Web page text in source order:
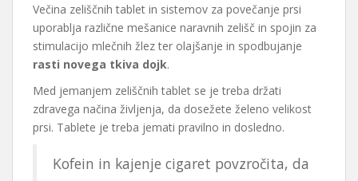
Večina zeliščnih tablet in sistemov za povečanje prsi
uporablja različne mešanice naravnih zelišč in spojin za
stimulacijo mlečnih žlez ter olajšanje in spodbujanje
rasti novega tkiva dojk.
Med jemanjem zeliščnih tablet se je treba držati
zdravega načina življenja, da dosežete želeno velikost
prsi. Tablete je treba jemati pravilno in dosledno.
Kofein in kajenje cigaret povzročita, da